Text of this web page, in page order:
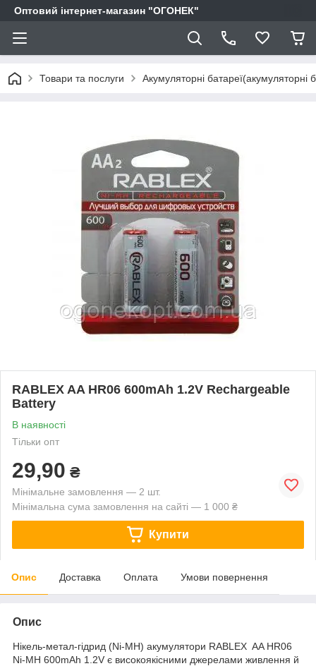
Оптовий інтернет-магазин "ОГОНЕК"
Товари та послуги Акумуляторні батареї(акумуляторні
RABLEX AA HR06 600mAh 1.2V Rechargeable
Battery
В наявності
Тільки опт
29,90 ₴
Мінімальне замовлення — 2 шт.
Мінімальна сума замовлення на сайті — 1 000 ₴
Купити
Опис Доставка Оплата Умови повернення
Опис
Нікель-метал-гідрид (Ni-MH) акумулятори RABLEX AA HR06
Ni-MH 600mAh 1.2V є високоякісними джерелами живлення й